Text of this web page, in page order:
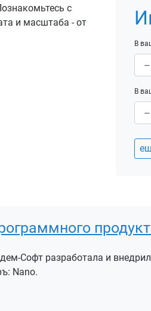
с
и масштаба - от
В
В
Софт разработала и
Nano.